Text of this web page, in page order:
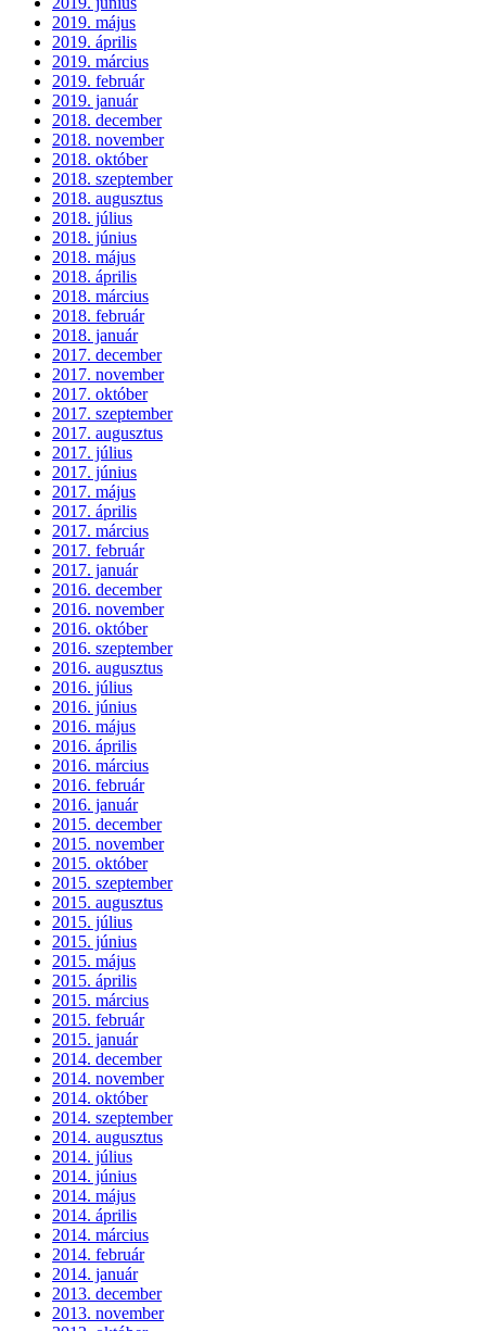
2019. május
2019. április
2019. március
2019. február
2019. január
2018. december
2018. november
2018. október
2018. szeptember
2018. augusztus
2018. július
2018. június
2018. május
2018. április
2018. március
2018. február
2018. január
2017. december
2017. november
2017. október
2017. szeptember
2017. augusztus
2017. július
2017. június
2017. május
2017. április
2017. március
2017. február
2017. január
2016. december
2016. november
2016. október
2016. szeptember
2016. augusztus
2016. július
2016. június
2016. május
2016. április
2016. március
2016. február
2016. január
2015. december
2015. november
2015. október
2015. szeptember
2015. augusztus
2015. július
2015. június
2015. május
2015. április
2015. március
2015. február
2015. január
2014. december
2014. november
2014. október
2014. szeptember
2014. augusztus
2014. július
2014. június
2014. május
2014. április
2014. március
2014. február
2014. január
2013. december
2013. november